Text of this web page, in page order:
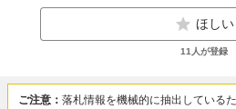
ほしい
11 人が登録
ご注意： 落札情報を機械的に抽出している